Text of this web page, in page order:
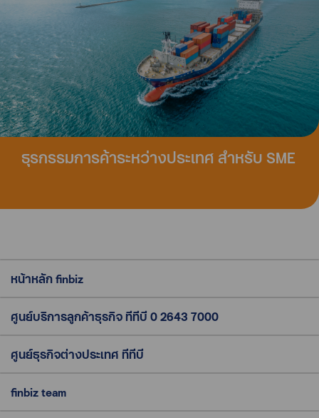
ธุรกรรมการค้าระหว่างประเทศ สำหรับ SME
หน้าหลัก finbiz
ศูนย์บริการลูกค้าธุรกิจ ทีทีบี 0 2643 7000
ศูนย์ธุรกิจต่างประเทศ ทีทีบี
finbiz team